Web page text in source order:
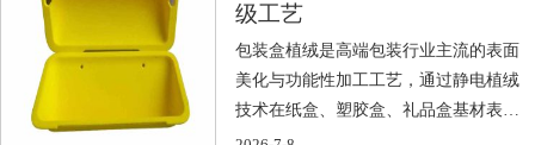
级工艺
包装盒植绒是高端包装行业主流的表面
美化与功能性加工工艺，通过静电植绒
技术在纸盒、塑胶盒、礼品盒基材表面
附着一层 […]